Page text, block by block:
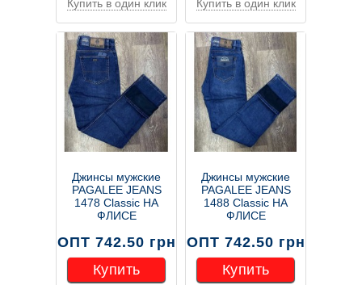
Купить
Купить в один клик
Купить
Купить в один клик
Джинсы мужские
PAGALEE JEANS
1478 Classic НА
ФЛИСЕ
ОПТ 742.50 грн
Купить
Джинсы мужские
PAGALEE JEANS
1488 Classic НА
ФЛИСЕ
ОПТ 742.50 грн
Купить